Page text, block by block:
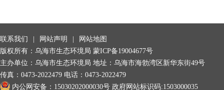
联系我们 网站声明
网站地图
版权所有：乌海市生态环境局 蒙ICP备19004677号
主办单位：乌海市生态环境局 地址：乌海市海勃湾区新华东街49号
传真：0473-2022479 电话：0473-2022479
内公网安备：15030202000030号 政府网站标识码:1503000035